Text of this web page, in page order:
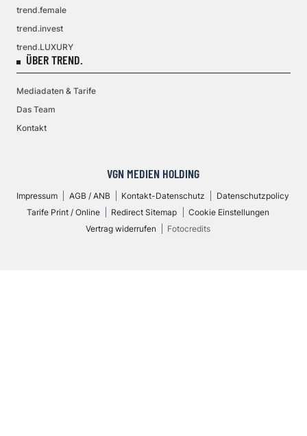
trend.female
trend.invest
trend.LUXURY
ÜBER TREND.
Mediadaten & Tarife
Das Team
Kontakt
VGN MEDIEN HOLDING
Impressum AGB / ANB Kontakt-Datenschutz
Datenschutzpolicy
Tarife Print / Online
Redirect Sitemap
Cookie Einstellungen
Vertrag widerrufen
Fotocredits